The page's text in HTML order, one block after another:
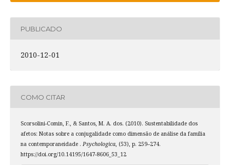
PUBLICADO
2010-12-01
COMO CITAR
Scorsolini-Comin, F., & Santos, M. A. dos. (2010). Sustentabilidade dos
afetos: Notas sobre a conjugalidade como dimensão de análise da família
na contemporaneidade . Psychologica, (53), p. 259–274.
https://doi.org/10.14195/1647-8606_53_12